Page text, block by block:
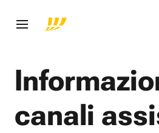
canali